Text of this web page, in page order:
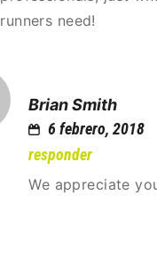
runners need!
Brian Smith
6 febrero, 2018
responder
We appreciate